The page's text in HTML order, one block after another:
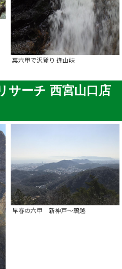
裏六甲で沢登り 逢山峡
サーチ 西宮山口店
早春の六甲 新神戸～鵯越